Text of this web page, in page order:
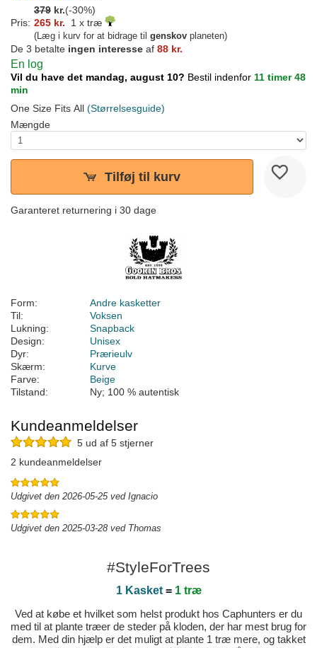
379 kr.(-30%)
Pris: 265 kr. 1 x træ
(Læg i kurv for at bidrage til genskov planeten)
De 3 betalte ingen interesse af 88 kr.
En log
Vil du have det mandag, august 10? Bestil indenfor 11 timer 48
min
One Size Fits All (Størrelsesguide)
Mængde
Tilføj til kurv
Garanteret returnering i 30 dage
Form:
Andre kasketter
Til:
Voksen
Lukning:
Snapback
Design:
Unisex
Dyr:
Prærieulv
Skærm:
Kurve
Farve:
Beige
Tilstand:
Ny; 100 % autentisk
Kundeanmeldelser
5 ud af 5 stjerner
2 kundeanmeldelser
Udgivet den 2026-05-25 ved Ignacio
Udgivet den 2025-03-28 ved Thomas
#StyleForTrees
1 Kasket= 1 træ
Ved at købe et hvilket som helst produkt hos Caphunters er du
med til at plante træer de steder på kloden, der har mest brug for
dem. Med din hjælp er det muligt at plante 1 træ mere, og takket